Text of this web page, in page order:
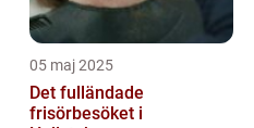
05 maj 2025
Det fulländade
frisörbesöket i